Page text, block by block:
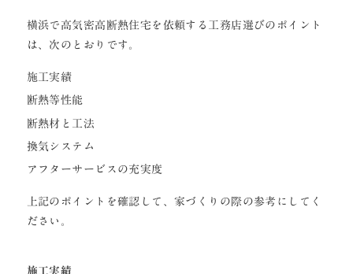
横浜で高気密高断熱住宅を依頼する工務店選びのポイント
は、次のとおりです。
施工実績
断熱等性能
断熱材と工法
換気システム
アフターサービスの充実度
上記のポイントを確認して、家づくりの際の参考にしてく
ださい。
施工実績